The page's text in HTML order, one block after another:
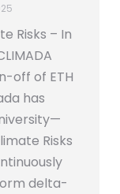
Risks – In
off of ETH
has
Risks
delta-